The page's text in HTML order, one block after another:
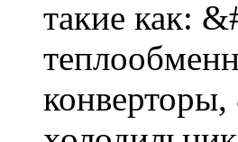
такие как: